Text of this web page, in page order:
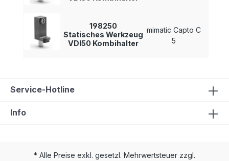
198250
Statisches Werkzeug
VDI50 Kombihalter
mimatic Capto C
5
Service-Hotline
Info
* Alle Preise exkl. gesetzl. Mehrwertsteuer zzgl.